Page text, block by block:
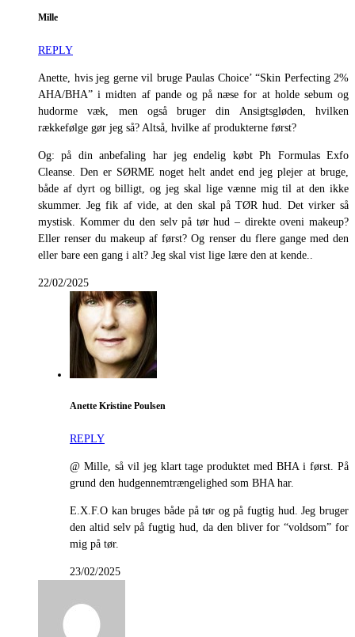
Mille
REPLY
Anette, hvis jeg gerne vil bruge Paulas Choice’ “Skin Perfecting 2%
AHA/BHA” i midten af pande og på næse for at holde sebum og
hudorme væk, men også bruger din Ansigtsgløden, hvilken
rækkefølge gør jeg så? Altså, hvilke af produkterne først?
Og: på din anbefaling har jeg endelig købt Ph Formulas Exfo
Cleanse. Den er SØRME noget helt andet end jeg plejer at bruge,
både af dyrt og billigt, og jeg skal lige vænne mig til at den ikke
skummer. Jeg fik af vide, at den skal på TØR hud. Det virker så
mystisk. Kommer du den selv på tør hud – direkte oveni makeup?
Eller renser du makeup af først? Og renser du flere gange med den
eller bare een gang i alt? Jeg skal vist lige lære den at kende..
22/02/2025
Anette Kristine Poulsen
REPLY
@ Mille, så vil jeg klart tage produktet med BHA i først. På
grund den hudgennemtrængelighed som BHA har.
E.X.F.O kan bruges både på tør og på fugtig hud. Jeg bruger
den altid selv på fugtig hud, da den bliver for “voldsom” for
mig på tør.
23/02/2025